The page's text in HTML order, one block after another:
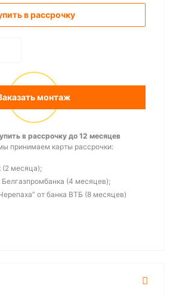
в рассрочку
монтаж
в рассрочку до 12 месяцев
принимаем карты рассрочки:
(2 месяца);
Белгазпромбанка (4 месяцев);
от банка ВТБ (8 месяцев)